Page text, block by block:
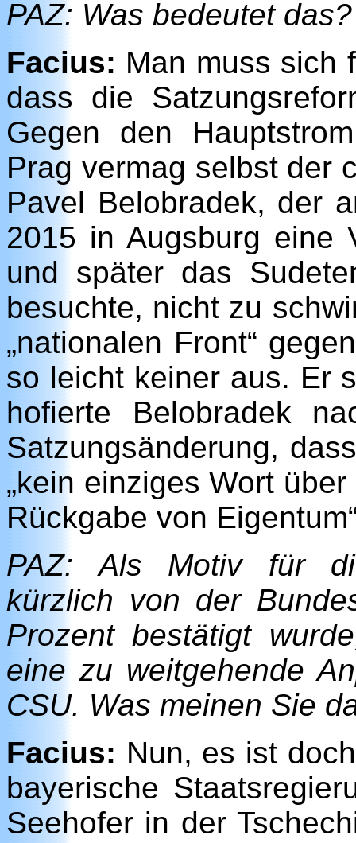
PAZ: Was bedeutet das?
Facius: Man muss sich
dass die
Gegen den
Prag vermag selbst der
Pavel Belobradek, der
2015 in Augsburg eine
und später das
besuchte, nicht zu
„nationalen Front“
so leicht keiner aus. Er
hofierte Belobradek
Satzungsänderung,
„kein einziges Wort
Rückgabe von
PAZ: Als Motiv für
kürzlich von der
Prozent bestätigt
eine zu weitgehende
CSU. Was meinen Sie
Facius: Nun, es ist
bayerische
Seehofer in der